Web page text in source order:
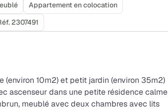
Appartement en colocation
2307491
10m2) et petit jardin (environ 35m2)
ascenseur dans une petite résidence calme
meublé avec deux chambres avec lits